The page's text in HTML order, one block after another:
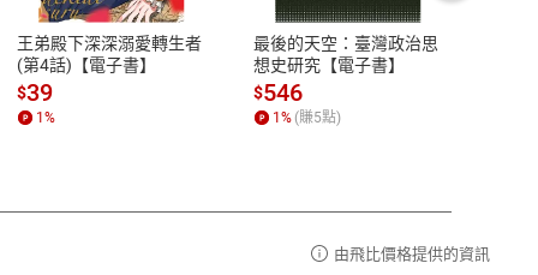
性
參
13:00-17:00 (國定假日及例假日休息)
客服電話：0080-1857077
王弟殿下深深溺愛轉生者
(第4話)【電子書】
$39
1%
最後的天空：臺灣政治思
想史研究【電子書】
$546
1% (賺5點)
由飛比價格提供的資訊